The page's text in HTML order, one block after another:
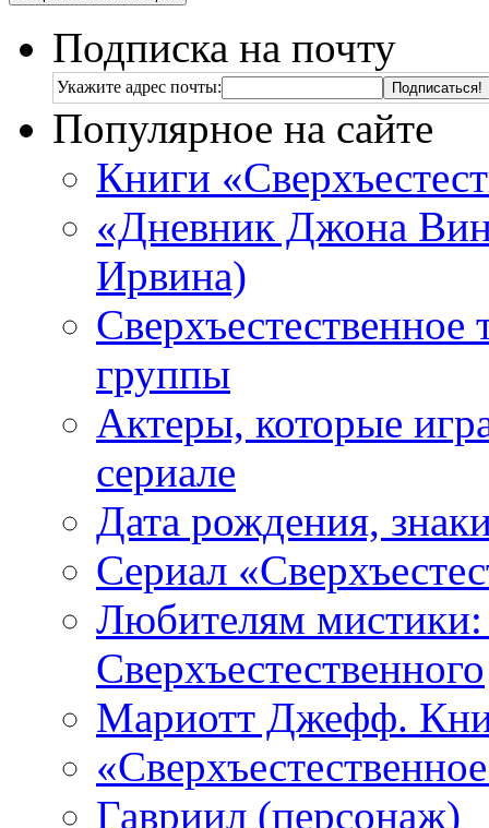
Подписка на почту
Укажите адрес почты:
Популярное на сайте
Книги
«Дневник Джона
Ирвина)
Сверхъестественное
группы
Актеры, которые
сериале
Дата рождения,
Сериал
Любителям
Сверхъестественного
Мариотт Джефф.
Гавриил (персонаж)